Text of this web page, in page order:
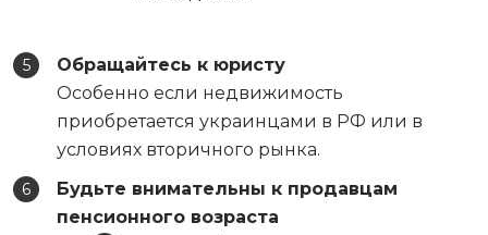
Обращайтесь к юристу
Особенно если недвижимость
приобретается украинцами в РФ или в
условиях вторичного рынка.
Будьте внимательны к продавцам
пенсионного возраста